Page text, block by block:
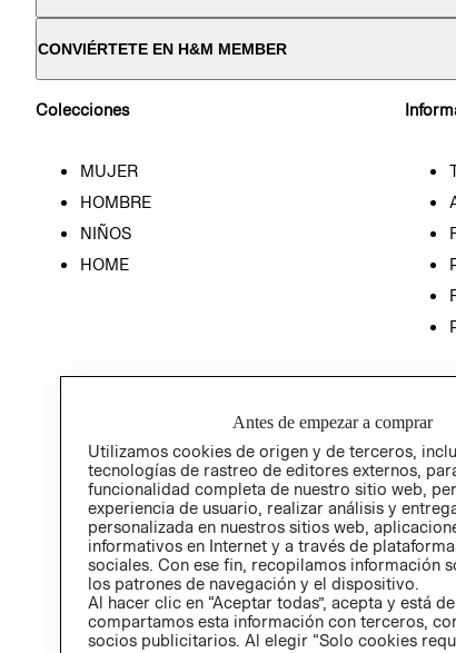
CONVIÉRTETE EN H&M MEMBER
Colecciones
MUJER
HOMBRE
NIÑOS
HOME
Antes de empezar a comprar
Utilizamos cookies de origen y de terceros,
tecnologías de rastreo de editores externos,
funcionalidad completa de nuestro sitio web,
experiencia de usuario, realizar análisis y
personalizada en nuestros sitios web,
informativos en Internet y a través de
sociales. Con ese fin, recopilamos información
los patrones de navegación y el dispositivo.
Al hacer clic en “Aceptar todas”, acepta y está
compartamos esta información con terceros,
socios publicitarios. Al elegir “Solo cookies